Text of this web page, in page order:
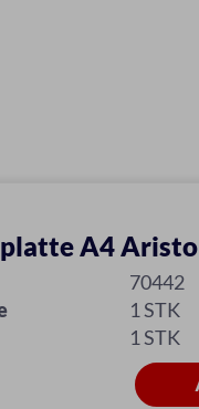
A4 Aristo
70442
1 STK
1 STK